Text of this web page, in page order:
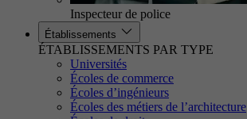
Inspecteur de police
Établissements
ÉTABLISSEMENTS PAR TYPE
Universités
Écoles de commerce
Écoles d’ingénieurs
Écoles des métiers de l’architecture